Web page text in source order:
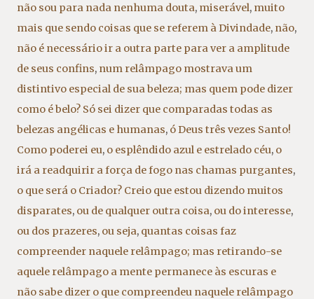
não sou para nada nenhuma douta, miserável, muito
mais que sendo coisas que se referem à Divindade, não,
não é necessário ir a outra parte para ver a amplitude
de seus confins, num relâmpago mostrava um
distintivo especial de sua beleza; mas quem pode dizer
como é belo? Só sei dizer que comparadas todas as
belezas angélicas e humanas, ó Deus três vezes Santo!
Como poderei eu, o esplêndido azul e estrelado céu, o
irá a readquirir a força de fogo nas chamas purgantes,
o que será o Criador? Creio que estou dizendo muitos
disparates, ou de qualquer outra coisa, ou do interesse,
ou dos prazeres, ou seja, quantas coisas faz
compreender naquele relâmpago; mas retirando-se
aquele relâmpago a mente permanece às escuras e
não sabe dizer o que compreendeu naquele relâmpago